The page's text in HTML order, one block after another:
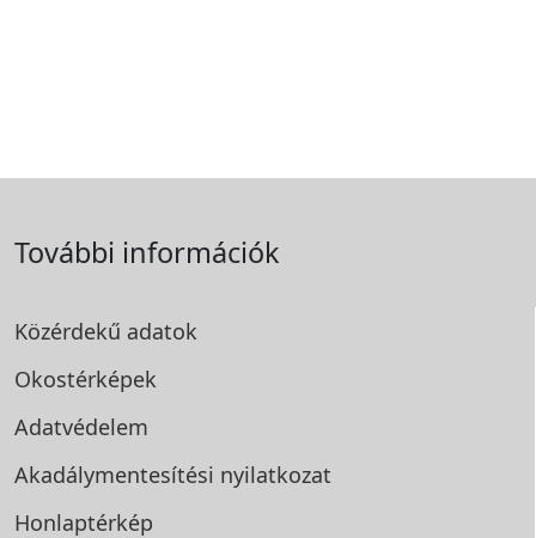
További információk
Közérdekű adatok
Okostérképek
Adatvédelem
Akadálymentesítési nyilatkozat
Honlaptérkép